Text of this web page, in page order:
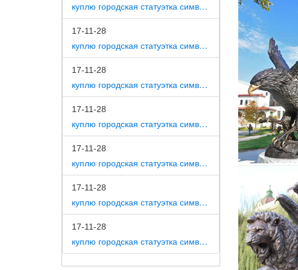
куплю городская статуэтка символ собака как вид изобразительного искусства
17-11-28
куплю городская статуэтка символ собака на постаменте
17-11-28
куплю городская статуэтка символ собака в романской скульптуре
17-11-28
куплю городская статуэтка символ собака в царском селе
17-11-28
куплю городская статуэтка символ собака в движении 7 класс
17-11-28
куплю городская статуэтка символ собака в скульптуре древней греции
17-11-28
куплю городская статуэтка символ собака в школе искусств
greek
Греческой
скульптура
Купить
Купить
антикварных
Античность –
Здесь Вы
материалов.
Скульптуры и
Скульптуры и
скульптуры
благополучия
Купить
Еще в